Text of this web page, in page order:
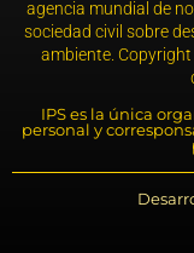
agencia mundial de
sociedad civil sobre
ambiente.
IPS es la única
personal y